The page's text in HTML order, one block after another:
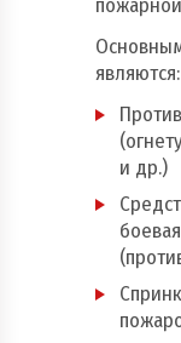
Пожарно -
Рукава
Системы
Средства
Стволы
являются:
и др.)